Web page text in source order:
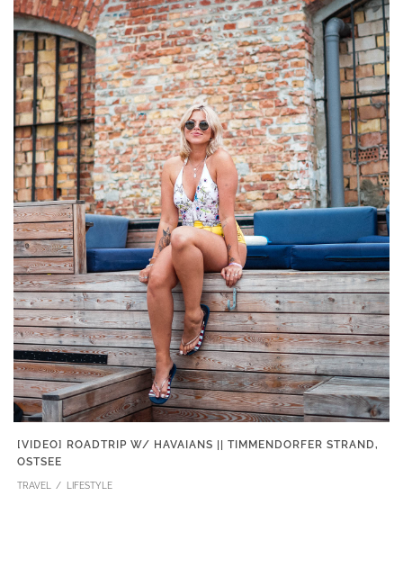
[VIDEO] ROADTRIP W/ HAVAIANS || TIMMENDORFER STRAND,
OSTSEE
TRAVEL LIFESTYLE